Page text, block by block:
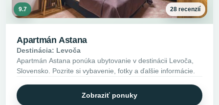
9.7 28 recenzií
Apartmán Astana
Destinácia: Levoča
Apartmán Astana ponúka ubytovanie v destinácii Levoča,
Slovensko. Pozrite si vybavenie, fotky a ďalšie informácie.
Zobraziť ponuky